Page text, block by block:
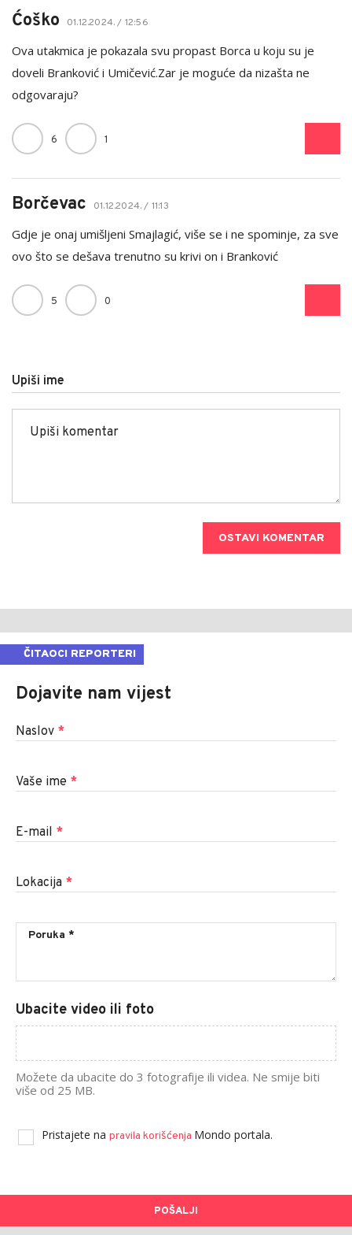
Ćoško 01.12.2024. / 12:56
Ova utakmica je pokazala svu propast Borca u koju su je
doveli Branković i Umičević.Zar je moguće da nizašta ne
odgovaraju?
6 1
Borčevac 01.12.2024. / 11:13
Gdje je onaj umišljeni Smajlagić, više se i ne spominje, za sve
ovo što se dešava trenutno su krivi on i Branković
5 0
Upiši ime
OSTAVI KOMENTAR
ČITAOCI REPORTERI
Dojavite nam vijest
Naslov *
Vaše ime *
E-mail *
Lokacija *
Ubacite video ili foto
Možete da ubacite do 3 fotografije ili videa. Ne smije biti
više od 25 MB.
Pristajete na pravila korišćenja Mondo portala.
POŠALJI